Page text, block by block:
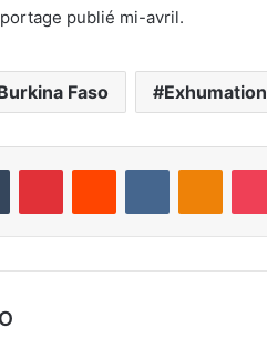
publié mi-avril.
Faso Exhumation